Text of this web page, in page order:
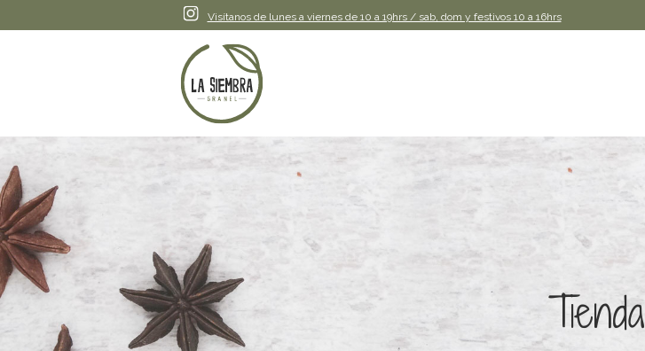
Visítanos de lunes a viernes de 10 a 19hrs / sab, dom y festivos 10 a 16hrs
Tienda